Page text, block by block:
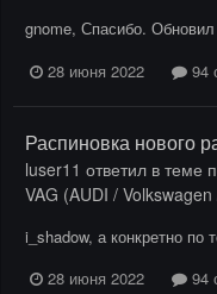
gnome, Спасибо.
28 июня 2022
94
Распиновка нового
luser11 ответил в теме
VAG (AUDI /
i_shadow, а конкретно по
28 июня 2022
94